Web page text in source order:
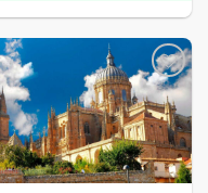
Add
to
wishlist